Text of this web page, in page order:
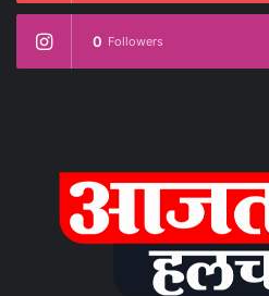
0 Followers